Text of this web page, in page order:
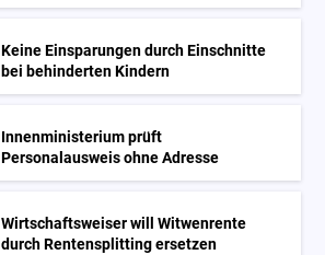
Keine Einsparungen durch Einschnitte
bei behinderten Kindern
Innenministerium prüft
Personalausweis ohne Adresse
Wirtschaftsweiser will Witwenrente
durch Rentensplitting ersetzen